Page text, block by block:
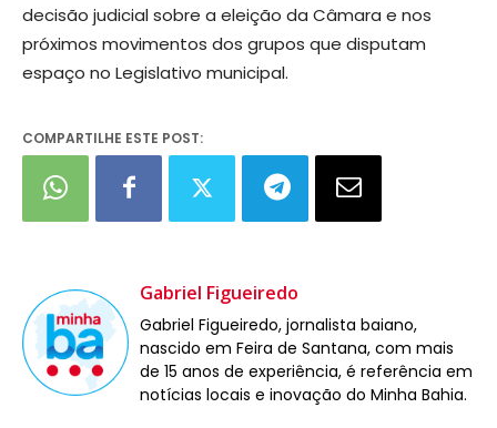
decisão judicial sobre a eleição da Câmara e nos
próximos movimentos dos grupos que disputam
espaço no Legislativo municipal.
COMPARTILHE ESTE POST:
Gabriel Figueiredo
Gabriel Figueiredo, jornalista baiano,
nascido em Feira de Santana, com mais
de 15 anos de experiência, é referência em
notícias locais e inovação do Minha Bahia.